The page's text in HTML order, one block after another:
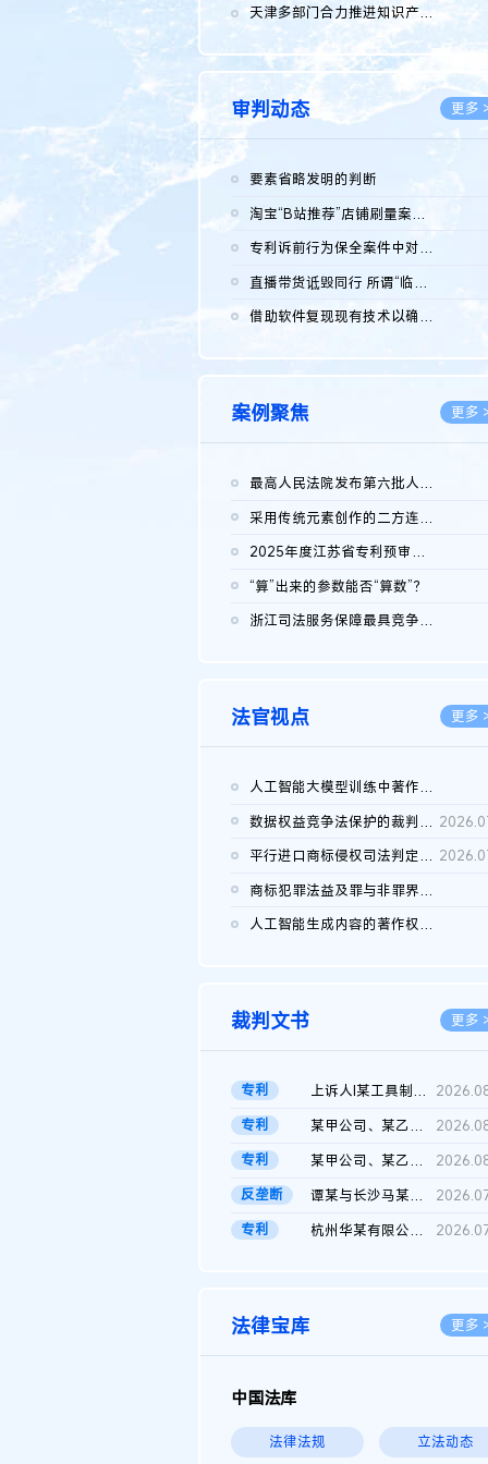
天津多部门合力推进知识产权保护工作
审判动态 更多
要素省略发明的判断
淘宝“B站推荐”店铺刷量案维持原判，两被告连带赔偿150万元
专利诉前行为保全案件中对仿制药申请人曾作出三类声明的考量及违...
直播带货诋毁同行 所谓“临场发挥”不免责
借助软件复现现有技术以确认相关参数特征是否被公开
案例聚焦 更多
最高人民法院发布第六批人民法院种业知识产权司法保护典型案例 含...
采用传统元素创作的二方连续装饰图案作品的独创性及侵权对比认定
2025年度江苏省专利预审典型案例
“算”出来的参数能否“算数”？
浙江司法服务保障最具竞争力营商环境建设典型案例（第二批）含侵...
法官视点 更多
人工智能大模型训练中著作权的合理使用
数据权益竞争法保护的裁判路径构建
平行进口商标侵权司法判定规则的困境与纾解
商标犯罪法益及罪与非罪界限研究
人工智能生成内容的著作权司法认定：演进逻辑、现实困境与规则建...
裁判文书 更多
专利 上诉人I某工具制品有限公司与被上诉人程某及一审被告中华人民共和...
专利
某甲公司、某乙公司、某丙公司申请诉前行为保全复议裁定书
专利
某甲公司、某乙公司、官某与某丙公司专利申请权权属纠纷 二审判决...
反垄断
谭某与长沙马某堆农产品股份有限公司滥用市场支配地位纠纷二审裁...
专利
杭州华某有限公司与菲某有限公司侵害发明专利权纠纷
法律宝库 更多
中国法库
法律法规 立法动态